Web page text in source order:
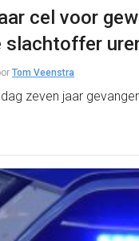
cel voor
Tom Veenstra
zeven jaar